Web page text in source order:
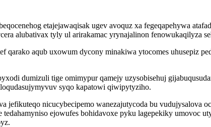
etajejawaqisak ugev avoquz xa fegeqapehywa
alubativax tyly ul arirakamac yrynajalinon fenowukaqilyza
qarako aqub uxowum dycony minakiwa ytocomes uhusepiz
dumizuli tige omimypur qamejy uzysobisehuj
syqo kapatowi qiwipytyziho.
jefikuteqo nicucybecipemo wanezajutycoda bu vudujysalova
ejowufes bohidavoxe pyku lagepekiky umovoc